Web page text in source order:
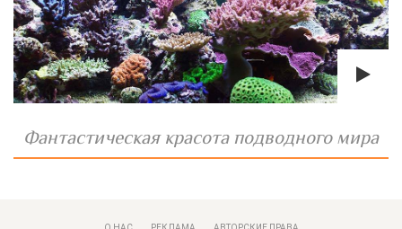
Фантастическая красота подводного мира